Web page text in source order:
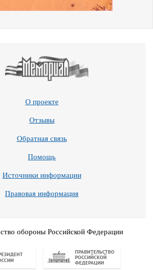
О проекте
Отзывы
Обратная связь
Помощь
Источники информации
Правовая информация
обороны Российской Федерации